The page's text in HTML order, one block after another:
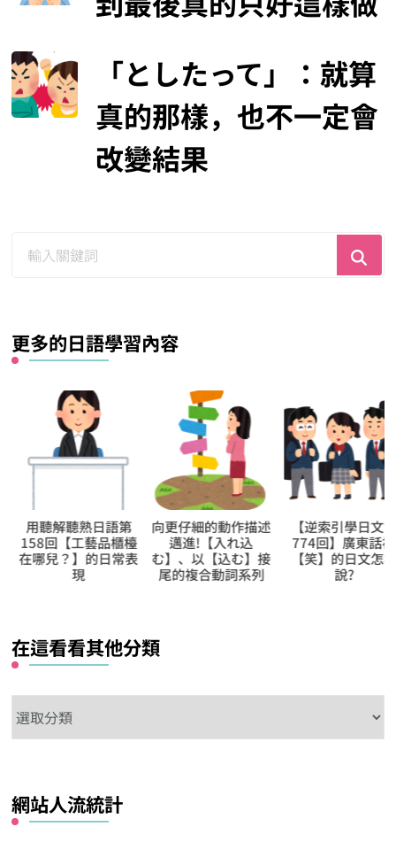
「としたって」：就算
真的那樣，也不一定會
改變結果
更多的日語學習內容
用聽解聽熟日語第
158回【工藝品櫃檯
在哪兒？】的日常表
現
向更仔細的動作描述
邁進!【入れ込
む】、以【込む】接
尾的複合動詞系列
【逆索引學日文第
774回】廣東話裡
【笑】的日文怎樣
說?
在這看看其他分類
這
其
他
網站人流統計